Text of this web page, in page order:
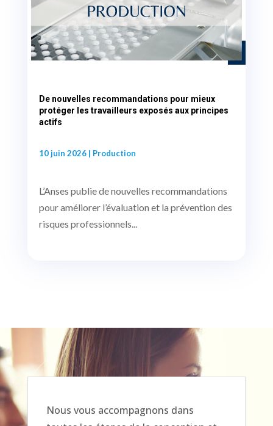
De nouvelles recommandations pour mieux
protéger les travailleurs exposés aux principes
actifs
10 juin 2026| Production
L’Anses publie de nouvelles recommandations
pour améliorer l’évaluation et la prévention des
risques professionnels...
Nous vous accompagnons dans